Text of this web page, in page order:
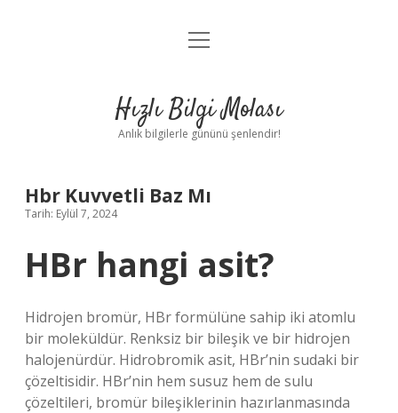
Anasayfa
Yasal Uyarı
menüyü
Hızlı Bilgi Molası
Anlık bilgilerle gününü şenlendir!
Hbr Kuvvetli Baz Mı
Tarih: Eylül 7, 2024
HBr hangi asit?
Hidrojen bromür, HBr formülüne sahip iki atomlu
bir moleküldür. Renksiz bir bileşik ve bir hidrojen
halojenürdür. Hidrobromik asit, HBr’nin sudaki bir
çözeltisidir. HBr’nin hem susuz hem de sulu
çözeltileri, bromür bileşiklerinin hazırlanmasında